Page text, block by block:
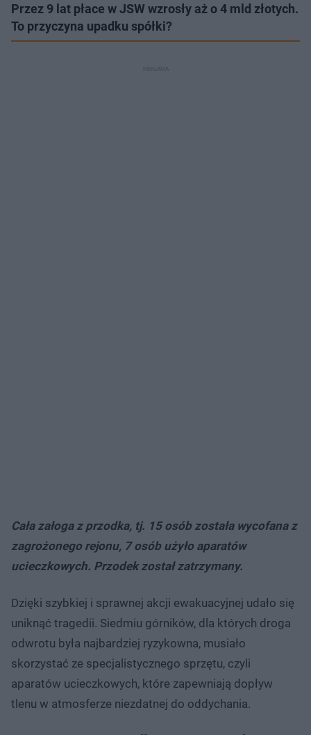
Przez 9 lat płace w JSW wzrosły aż o 4 mld złotych.
To przyczyna upadku spółki?
Cała załoga z przodka, tj. 15 osób została wycofana z
zagrożonego rejonu, 7 osób użyło aparatów
ucieczkowych. Przodek został zatrzymany.
Dzięki szybkiej i sprawnej akcji ewakuacyjnej udało się
uniknąć tragedii. Siedmiu górników, dla których droga
odwrotu była najbardziej ryzykowna, musiało
skorzystać ze specjalistycznego sprzętu, czyli
aparatów ucieczkowych, które zapewniają dopływ
tlenu w atmosferze niezdatnej do oddychania.